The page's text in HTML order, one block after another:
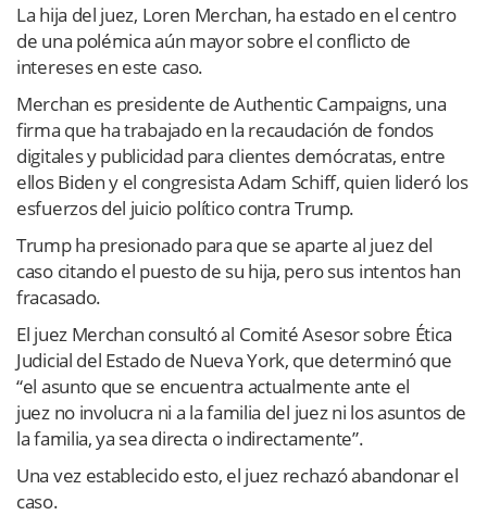
La hija del juez, Loren Merchan, ha estado en el centro
de una polémica aún mayor sobre el conflicto de
intereses en este caso.
Merchan es presidente de Authentic Campaigns, una
firma que ha trabajado en la recaudación de fondos
digitales y publicidad para clientes demócratas, entre
ellos Biden y el congresista Adam Schiff, quien lideró los
esfuerzos del juicio político contra Trump.
Trump ha presionado para que se aparte al juez del
caso citando el puesto de su hija, pero sus intentos han
fracasado.
El juez Merchan consultó al Comité Asesor sobre Ética
Judicial del Estado de Nueva York, que determinó que
“el asunto que se encuentra actualmente ante el
juez no involucra ni a la familia del juez ni los asuntos de
la familia, ya sea directa o indirectamente”.
Una vez establecido esto, el juez rechazó abandonar el
caso.